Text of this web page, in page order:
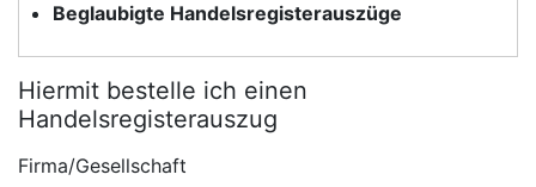
Beglaubigte Handelsregisterauszüge
Hiermit bestelle ich einen
Handelsregisterauszug
Firma/Gesellschaft